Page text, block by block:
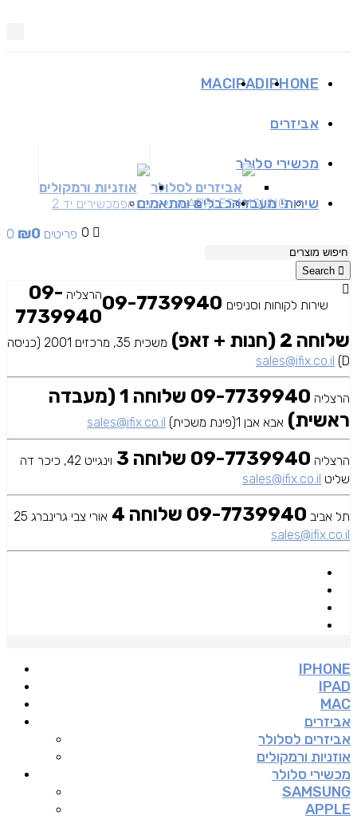
IPHONE
IPAD
MAC
אביזרים
אביזרים לסלולר אוזניות ורמקולים
מכשירי סלולר
SAMSUNG
APPLEמכשירים זאפמכשירים יד 2 שירותי מעבדהכבלים ומתאמים
0 0 פריטים ₪0
Search
שירות לקוחות וסניפים
הרצליה 09-
7739940
שלוחה 2 (חנות + זאפ)
משכית 35, מרכזים 2001 (כניסה
D)
sales@ifix.co.il
הרצליה
09-7739940 שלוחה 1 (מעבדה
ראשית) אבא אבן 1(פינת משכית) sales@ifix.co.il
הרצליה 09-7739940 שלוחה 3
וינגייט 42, כיכר דה
שליט sales@ifix.co.il
תל אביב 09-7739940 שלוחה 4
אורי צבי גרינברג 25
sales@ifix.co.il
IPHONE
IPAD
MAC
אביזרים
אביזרים לסלולר
אוזניות ורמקולים
מכשירי סלולר
SAMSUNG
APPLE